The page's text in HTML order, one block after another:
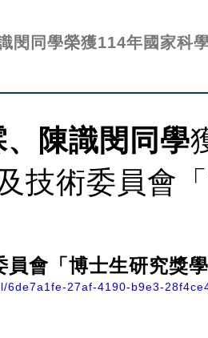
閔同學榮獲114年國家科
陳識閔同學
技術委員會
員會「博士生研究獎
6de7a1fe-27af-4190-b9e3-